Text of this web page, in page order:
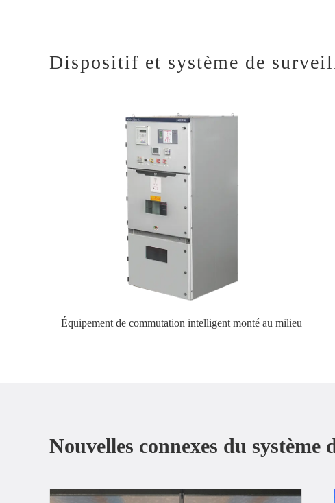
Dispositif et système de
Équipement de commutation intelligent monté au milieu
Nouvelles connexes du système